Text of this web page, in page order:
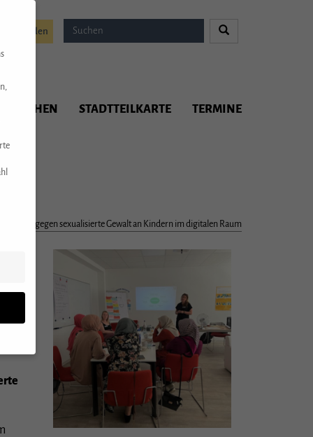
Spenden
STADTTEILKARTE TERMINE
Mütter gegen sexualisierte Gewalt an Kindern im digitalen Raum